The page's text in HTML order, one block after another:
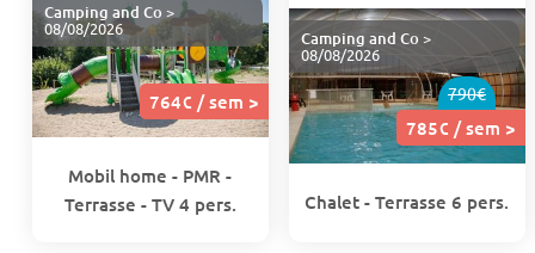
764€ / sem >
Camping and Co >
08/08/2026
Mobil home - PMR -
Terrasse - TV 4 pers.
790€
785€ / sem >
Camping and Co >
08/08/2026
Chalet - Terrasse 6 pers.